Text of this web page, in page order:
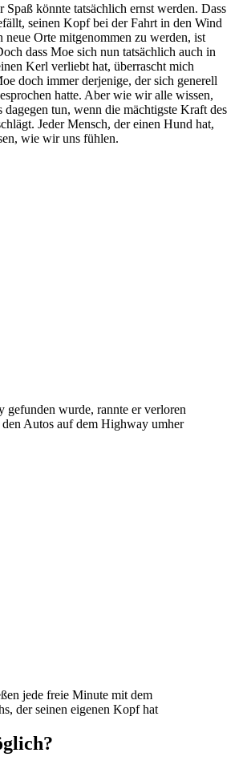
Spaß könnte tatsächlich ernst werden. Dass
seinen Kopf bei der Fahrt in den Wind
neue Orte mitgenommen zu werden, ist
dass Moe sich nun tatsächlich auch in
Kerl verliebt hat, überrascht mich
doch immer derjenige, der sich generell
hatte. Aber wie wir alle wissen,
dagegen tun, wenn die mächtigste Kraft des
Jeder Mensch, der einen Hund hat,
wie wir uns fühlen.
gefunden wurde, rannte er verloren
Autos auf dem Highway umher
jede freie Minute mit dem
der seinen eigenen Kopf hat